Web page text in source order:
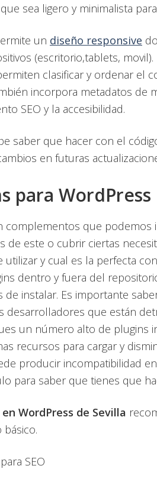
que sea ligero y minimalista
un diseño responsive
(escritorio,tablets,
clasificar y ordenar el
incorpora metadatos de
SEO y la accesibilidad.
saber que hacer con el
en futuras
para WordPress
complementos que podemos
de este o cubrir ciertas
utilizar y cual es la perfecta
dentro y fuera del
de instalar. Es importante
desarrolladores que están
un número alto de plugins
recursos para cargar y
producir incompatibilidad
para saber que tienes que
WordPress de Sevilla
SEO